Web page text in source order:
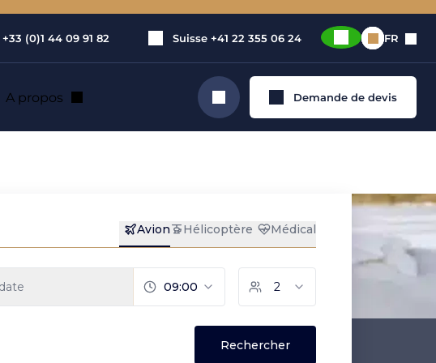
+33 (0)1 44 09 91 82 Suisse +41 22 355 06 24 FR
A propos Rechercher Demande de devis